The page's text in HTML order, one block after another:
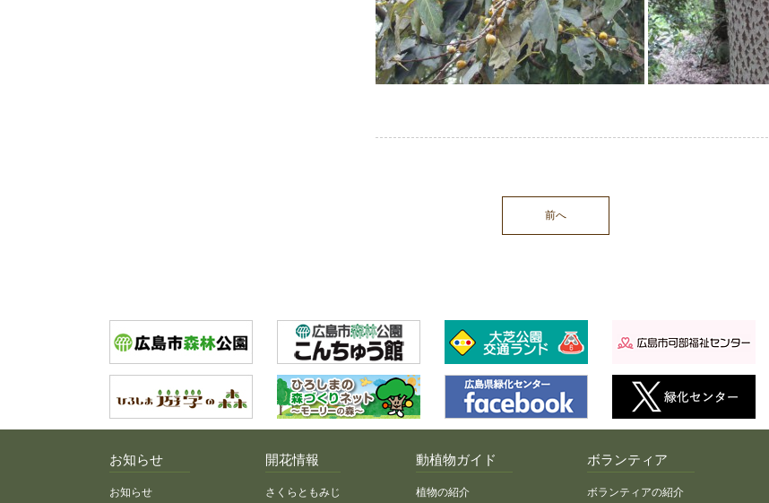
前へ
お知らせ
お知らせ
開花情報
さくらともみじ
動植物ガイド
植物の紹介
ボランティア
ボランティアの紹介